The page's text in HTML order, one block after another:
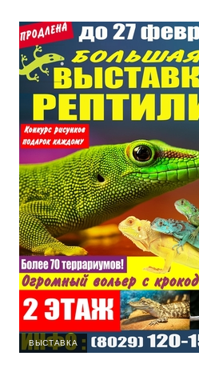
ВЫСТАВКА